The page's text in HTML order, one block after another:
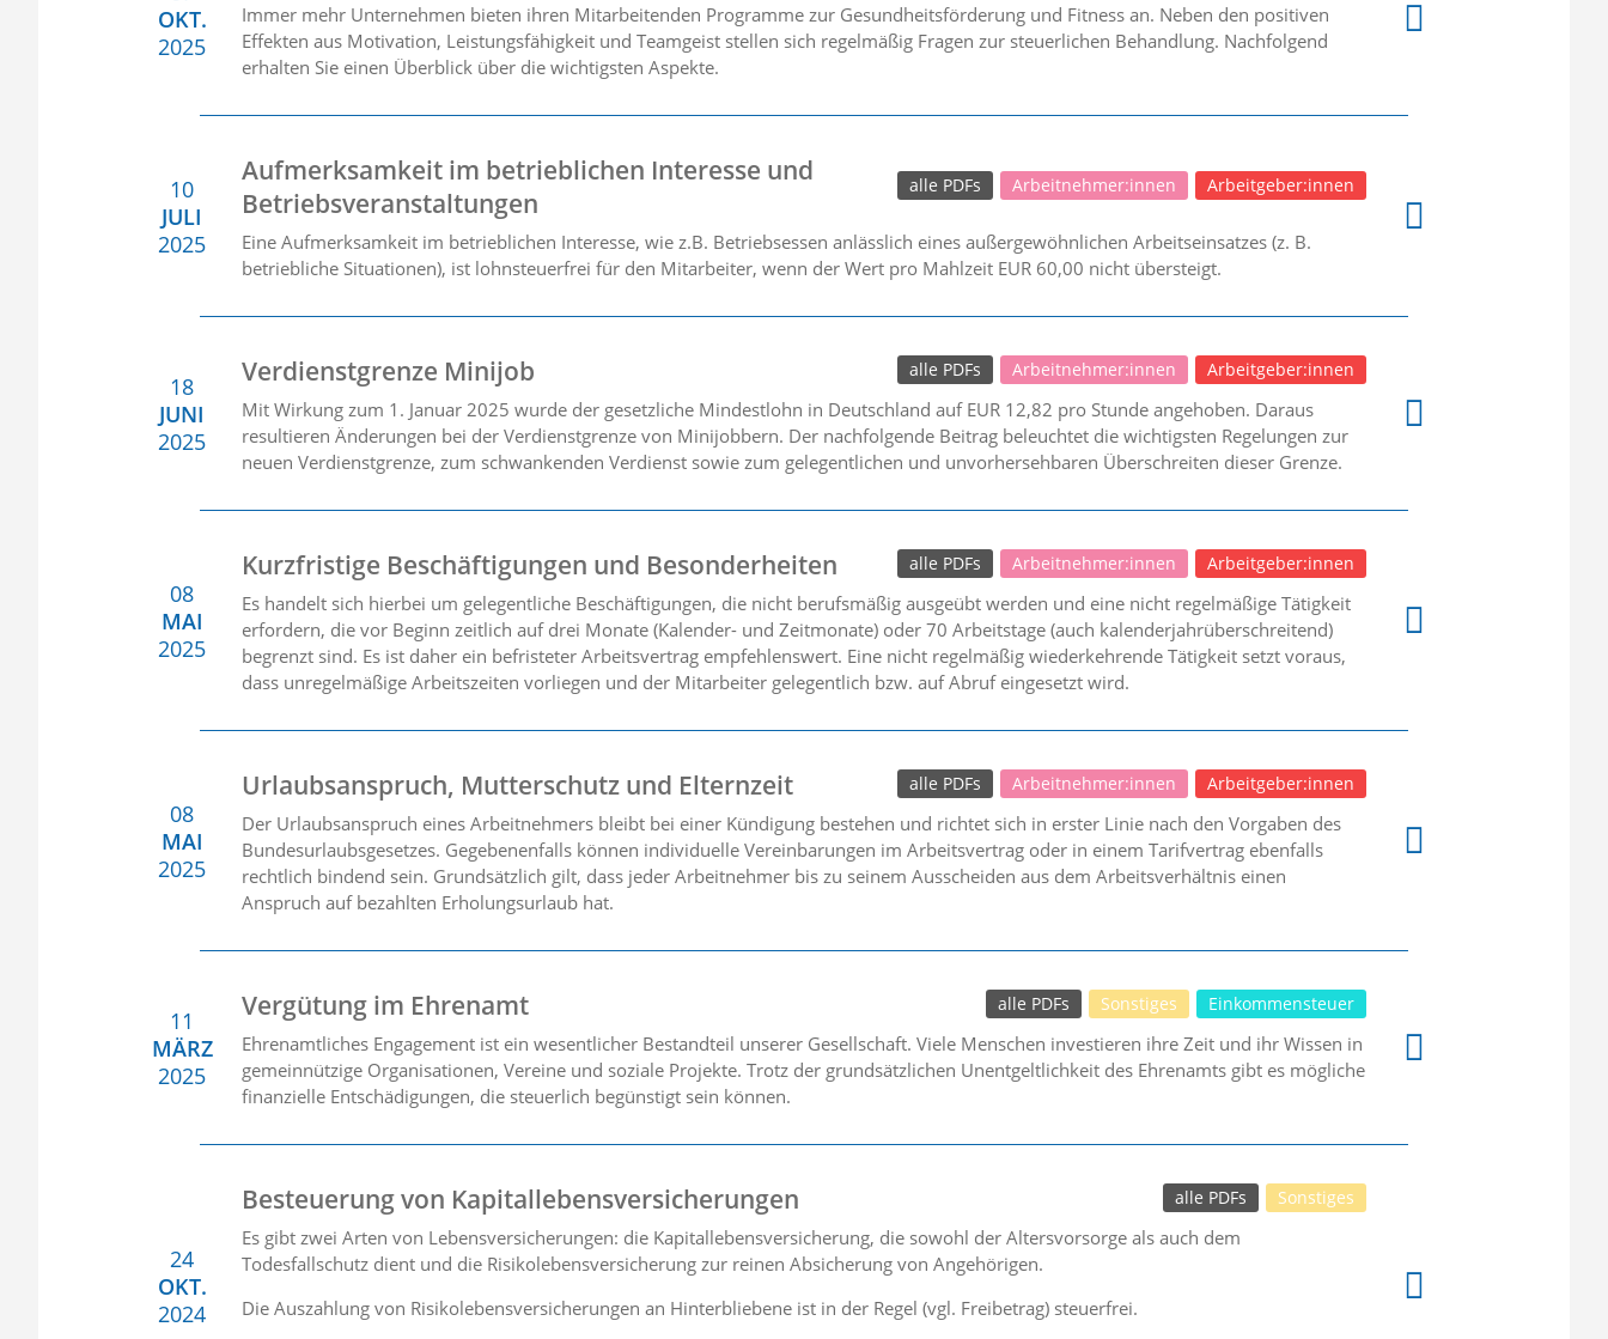
OKT.
2025
Immer mehr Unternehmen bieten ihren Mitarbeitenden Programme zur Gesundheitsförderung und Fitness an. Neben den positiven
Effekten aus Motivation, Leistungsfähigkeit und Teamgeist stellen sich regelmäßig Fragen zur steuerlichen Behandlung. Nachfolgend
erhalten Sie einen Überblick über die wichtigsten Aspekte.
10
JULI
2025
Aufmerksamkeit im betrieblichen Interesse und
Betriebsveranstaltungen
Arbeitgeber:innen
Arbeitnehmer:innen
alle PDFs
Eine Aufmerksamkeit im betrieblichen Interesse, wie z.B. Betriebsessen anlässlich eines außergewöhnlichen Arbeitseinsatzes (z. B.
betriebliche Situationen), ist lohnsteuerfrei für den Mitarbeiter, wenn der Wert pro Mahlzeit EUR 60,00 nicht übersteigt.
18
JUNI
2025
Verdienstgrenze Minijob Arbeitgeber:innen
Arbeitnehmer:innen
alle PDFs
Mit Wirkung zum 1. Januar 2025 wurde der gesetzliche Mindestlohn in Deutschland auf EUR 12,82 pro Stunde angehoben. Daraus
resultieren Änderungen bei der Verdienstgrenze von Minijobbern. Der nachfolgende Beitrag beleuchtet die wichtigsten Regelungen zur
neuen Verdienstgrenze, zum schwankenden Verdienst sowie zum gelegentlichen und unvorhersehbaren Überschreiten dieser Grenze.
08
MAI
2025
Kurzfristige Beschäftigungen und Besonderheiten Arbeitgeber:innen
Arbeitnehmer:innen
alle PDFs
Es handelt sich hierbei um gelegentliche Beschäftigungen, die nicht berufsmäßig ausgeübt werden und eine nicht regelmäßige Tätigkeit
erfordern, die vor Beginn zeitlich auf drei Monate (Kalender- und Zeitmonate) oder 70 Arbeitstage (auch kalenderjahrüberschreitend)
begrenzt sind. Es ist daher ein befristeter Arbeitsvertrag empfehlenswert. Eine nicht regelmäßig wiederkehrende Tätigkeit setzt voraus,
dass unregelmäßige Arbeitszeiten vorliegen und der Mitarbeiter gelegentlich bzw. auf Abruf eingesetzt wird.
08
MAI
2025
Urlaubsanspruch, Mutterschutz und Elternzeit Arbeitgeber:innen
Arbeitnehmer:innen
alle PDFs
Der Urlaubsanspruch eines Arbeitnehmers bleibt bei einer Kündigung bestehen und richtet sich in erster Linie nach den Vorgaben des
Bundesurlaubsgesetzes. Gegebenenfalls können individuelle Vereinbarungen im Arbeitsvertrag oder in einem Tarifvertrag ebenfalls
rechtlich bindend sein. Grundsätzlich gilt, dass jeder Arbeitnehmer bis zu seinem Ausscheiden aus dem Arbeitsverhältnis einen
Anspruch auf bezahlten Erholungsurlaub hat.
11
MÄRZ
2025
Vergütung im Ehrenamt Einkommensteuer
Sonstiges
alle PDFs
Ehrenamtliches Engagement ist ein wesentlicher Bestandteil unserer Gesellschaft. Viele Menschen investieren ihre Zeit und ihr Wissen in
gemeinnützige Organisationen, Vereine und soziale Projekte. Trotz der grundsätzlichen Unentgeltlichkeit des Ehrenamts gibt es mögliche
finanzielle Entschädigungen, die steuerlich begünstigt sein können.
24
OKT.
2024
Besteuerung von Kapitallebensversicherungen Sonstiges
alle PDFs
Es gibt zwei Arten von Lebensversicherungen: die Kapitallebensversicherung, die sowohl der Altersvorsorge als auch dem
Todesfallschutz dient und die Risikolebensversicherung zur reinen Absicherung von Angehörigen.
Die Auszahlung von Risikolebensversicherungen an Hinterbliebene ist in der Regel (vgl. Freibetrag) steuerfrei.